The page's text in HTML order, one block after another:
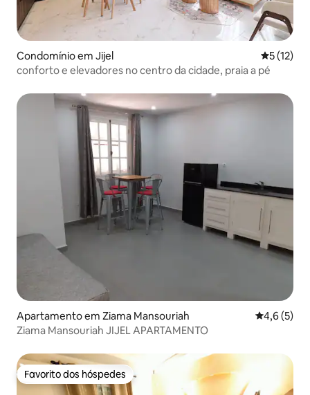
Condomínio em Jijel
5 (12)
conforto e elevadores no centro da cidade, praia a pé
Apartamento em Ziama Mansouriah
4,6 (5)
Ziama Mansouriah JIJEL APARTAMENTO
Favorito dos hóspedes
Favorito dos hóspedes